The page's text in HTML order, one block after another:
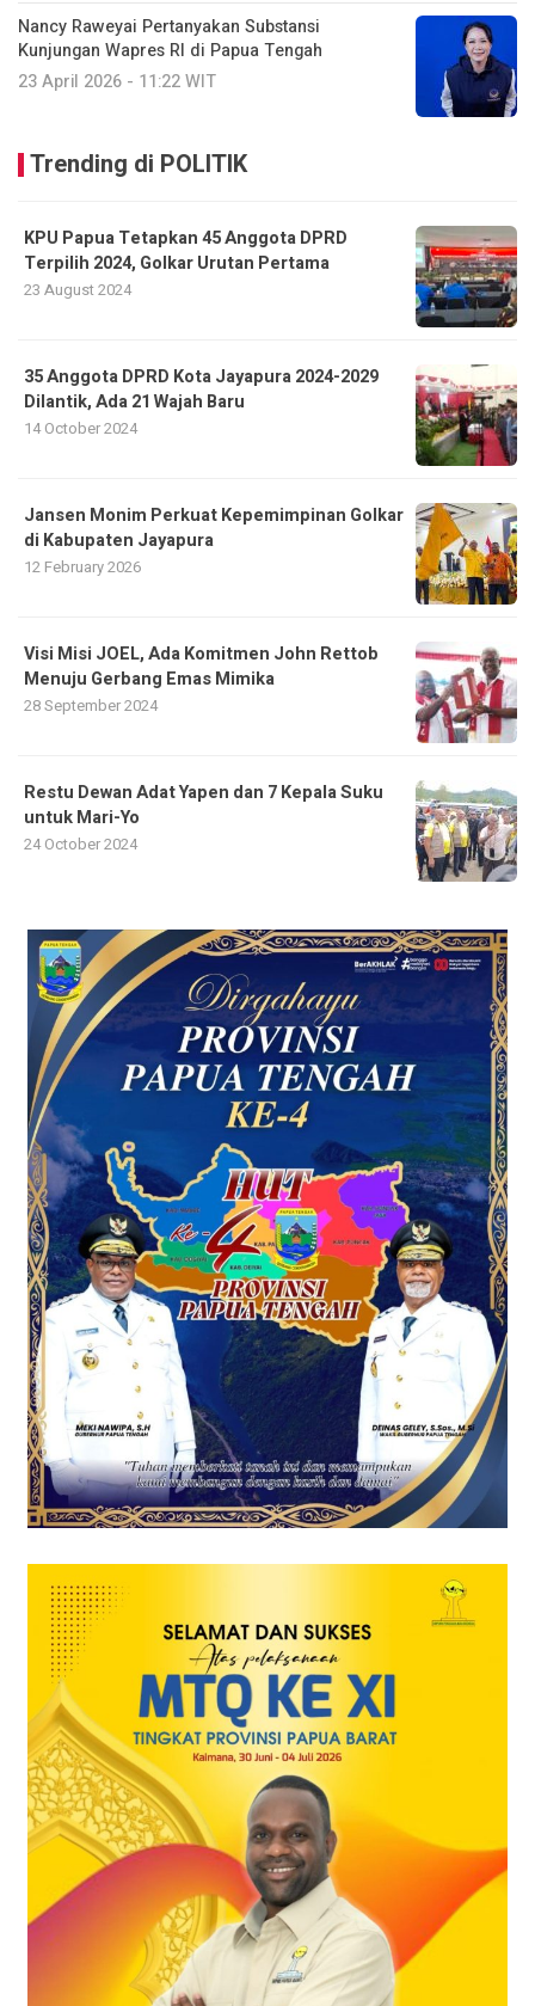
Nancy Raweyai Pertanyakan Substansi
Kunjungan Wapres RI di Papua Tengah
23 April 2026 - 11:22 WIT
Trending di POLITIK
KPU Papua Tetapkan 45 Anggota DPRD
Terpilih 2024, Golkar Urutan Pertama
23 August 2024
35 Anggota DPRD Kota Jayapura 2024-2029
Dilantik, Ada 21 Wajah Baru
14 October 2024
Jansen Monim Perkuat Kepemimpinan Golkar
di Kabupaten Jayapura
12 February 2026
Visi Misi JOEL, Ada Komitmen John Rettob
Menuju Gerbang Emas Mimika
28 September 2024
Restu Dewan Adat Yapen dan 7 Kepala Suku
untuk Mari-Yo
24 October 2024